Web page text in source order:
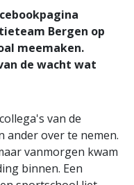
Bergen op
meemaken.
de wacht wat
van de
ander over te nemen.
vanmorgen kwam
binnen. Een